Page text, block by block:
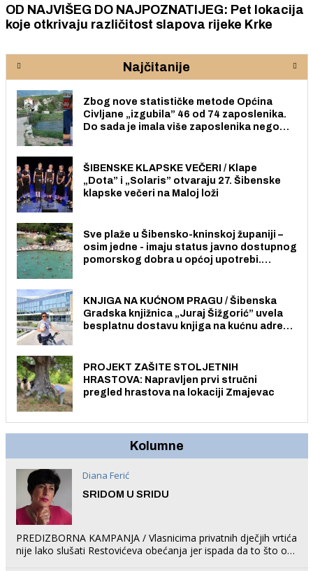
OD NAJVIŠEG DO NAJPOZNATIJEG: Pet lokacija
koje otkrivaju različitost slapova rijeke Krke
Najčitanije
Zbog nove statističke metode Općina
Civljane „izgubila” 46 od 74 zaposlenika.
Do sada je imala više zaposlenika nego
ŠIBENSKE KLAPSKE VEČERI / Klape
„Dota” i „Solaris” otvaraju 27. Šibenske
klapske večeri na Maloj loži
Sve plaže u Šibensko-kninskoj županiji –
osim jedne - imaju status javno dostupnog
pomorskog dobra u općoj upotrebi.
KNJIGA NA KUĆNOM PRAGU / Šibenska
Gradska knjižnica „Juraj Šižgorić” uvela
besplatnu dostavu knjiga na kućnu adresu
PROJEKT ZAŠITE STOLJETNIH
HRASTOVA: Napravljen prvi stručni
pregled hrastova na lokaciji Zmajevac
Kolumne
Diana Ferić
SRIDOM U SRIDU
PREDIZBORNA KAMPANJA / Vlasnicima privatnih dječjih vrtića
nije lako slušati Restovićeva obećanja jer ispada da to što oni